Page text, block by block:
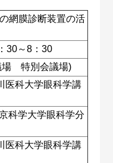
の網膜診断装置の活
30～8：30
場 特別会議場)
科大学眼科学講
科学大学眼科学分
科大学眼科学講